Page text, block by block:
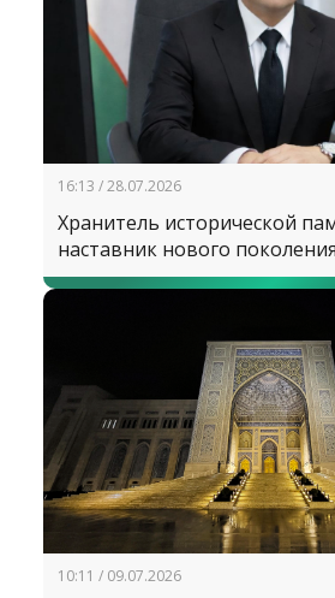
16:13 / 28.07.2026
Хранитель исторической
наставник нового поколения
10:11 / 09.07.2026